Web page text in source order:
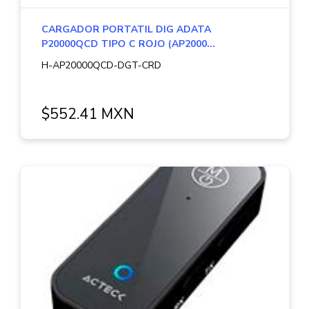
CARGADOR PORTATIL DIG ADATA
P20000QCD TIPO C ROJO (AP2000...
H-AP20000QCD-DGT-CRD
$552.41 MXN